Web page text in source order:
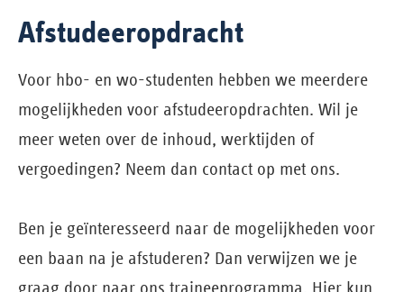
Afstudeeropdracht
Voor hbo- en wo-studenten hebben we meerdere
mogelijkheden voor afstudeeropdrachten. Wil je
meer weten over de inhoud, werktijden of
vergoedingen? Neem dan contact op met ons.
Ben je geïnteresseerd naar de mogelijkheden voor
een baan na je afstuderen? Dan verwijzen we je
graag door naar ons ​​​​​​ traineeprogramma. Hier kun